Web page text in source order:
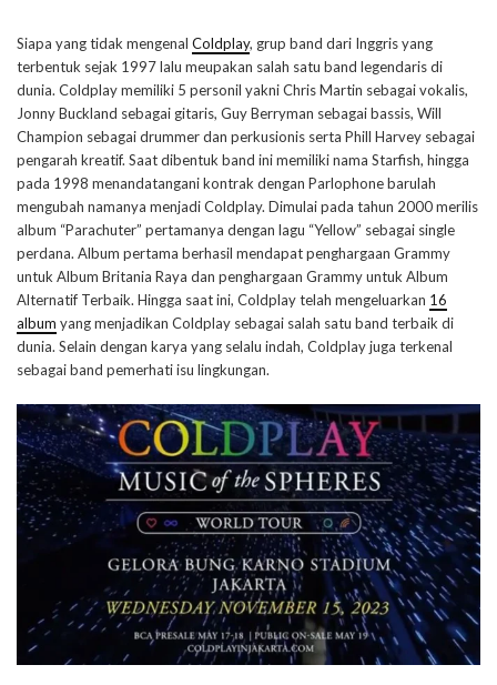
Siapa yang tidak mengenal Coldplay, grup band dari Inggris yang
terbentuk sejak 1997 lalu meupakan salah satu band legendaris di
dunia. Coldplay memiliki 5 personil yakni Chris Martin sebagai vokalis,
Jonny Buckland sebagai gitaris, Guy Berryman sebagai bassis, Will
Champion sebagai drummer dan perkusionis serta Phill Harvey sebagai
pengarah kreatif. Saat dibentuk band ini memiliki nama Starfish, hingga
pada 1998 menandatangani kontrak dengan Parlophone barulah
mengubah namanya menjadi Coldplay. Dimulai pada tahun 2000 merilis
album “Parachuter” pertamanya dengan lagu “Yellow” sebagai single
perdana. Album pertama berhasil mendapat penghargaan Grammy
untuk Album Britania Raya dan penghargaan Grammy untuk Album
Alternatif Terbaik. Hingga saat ini, Coldplay telah mengeluarkan 16
album yang menjadikan Coldplay sebagai salah satu band terbaik di
dunia. Selain dengan karya yang selalu indah, Coldplay juga terkenal
sebagai band pemerhati isu lingkungan.